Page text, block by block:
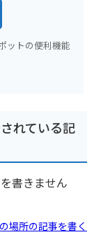
ットの便利機能
れている記
書きません
場所の記事を書く